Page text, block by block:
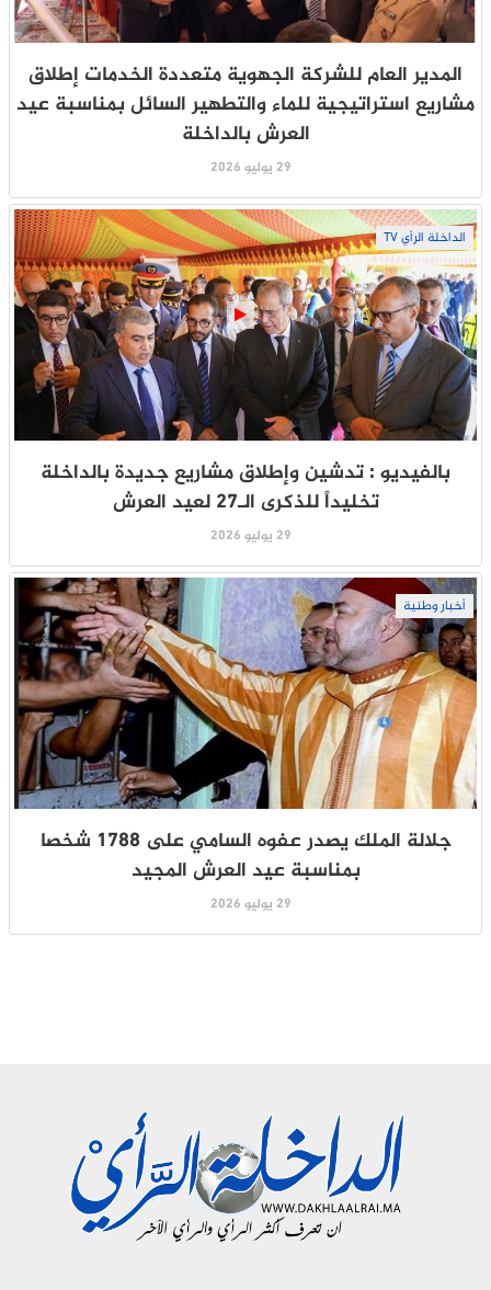
المدير العام للشركة الجهوية متعددة الخدمات إطلاق
مشاريع استراتيجية للماء والتطهير السائل بمناسبة عيد
العرش بالداخلة
29 يوليو 2026
الداخلة الرأي TV
بالفيديو : تدشين وإطلاق مشاريع جديدة بالداخلة
تخليداً للذكرى الـ27 لعيد العرش
29 يوليو 2026
أخبار وطنية
جلالة الملك يصدر عفوه السامي على 1788 شخصا
بمناسبة عيد العرش المجيد
29 يوليو 2026